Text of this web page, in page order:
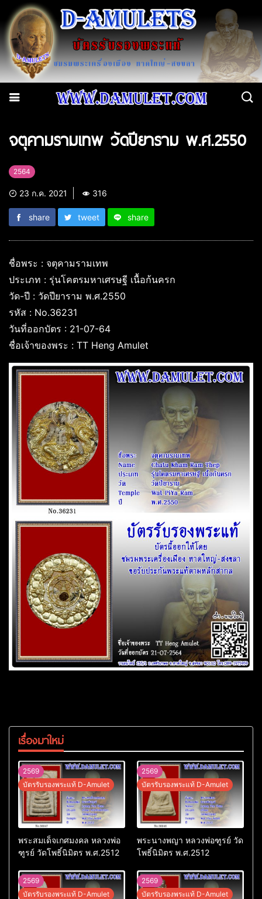
จตุคามรามเทพ วัดปียาราม พ.ศ.2550
2564
23 ก.ค. 2021 316
share tweet share
ชื่อพระ : จตุคามรามเทพ
ประเภท : รุ่นโคตรมหาเศรษฐี เนื้อก้นครก
วัด-ปี : วัดปียาราม พ.ศ.2550
รหัส : No.36231
วันที่ออกบัตร : 21-07-64
ชื่อเจ้าของพระ : TT Heng Amulet
เรื่องมาใหม่
2569
บัตรรับรองพระแท้ D-Amulet
พระสมเด็จเกศมงคล หลวงพ่อ
ฑูรย์ วัดโพธิ์นิมิตร พ.ศ.2512
2569
บัตรรับรองพระแท้ D-Amulet
พระนางพญา หลวงพ่อฑูรย์ วัด
โพธิ์นิมิตร พ.ศ.2512
2569
บัตรรับรองพระแท้ D-Amulet
2569
บัตรรับรองพระแท้ D-Amulet